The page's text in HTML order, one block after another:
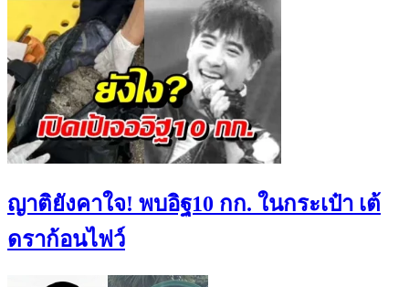
ญาติยังคาใจ! พบอิฐ10 กก. ในกระเป๋า เต้
ดราก้อนไฟว์